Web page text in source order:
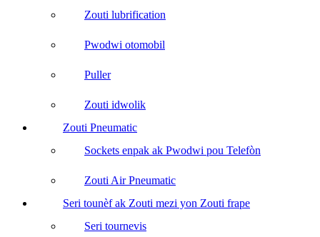
Zouti lubrification
Pwodwi otomobil
Puller
Zouti idwolik
Zouti Pneumatic
Sockets enpak ak Pwodwi pou Telefòn
Zouti Air Pneumatic
Seri tounèf ak Zouti mezi yon Zouti frape
Seri tournevis